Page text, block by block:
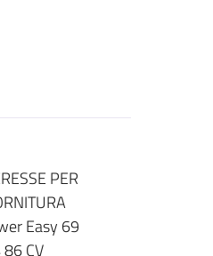
PER
Easy 69
CV